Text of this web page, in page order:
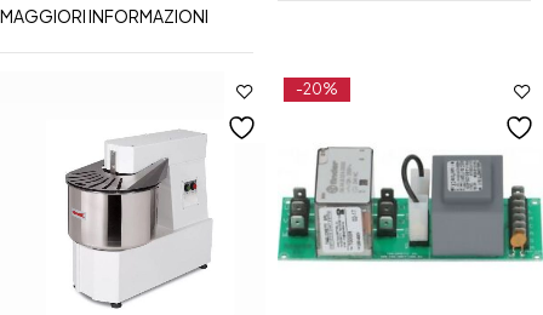
MAGGIORI INFORMAZIONI
-20%